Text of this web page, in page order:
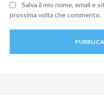
Salva il mio nome, email e
prossima volta che commento.